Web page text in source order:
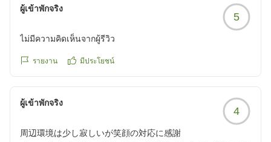
ผู้เข้าพักจริง
5
ไม่มีความคิดเห็นจากผู้รีวิว
รายงาน มีประโยชน์
ผู้เข้าพักจริง
4
周辺環境は少し寂しいが笑顔の対応に感謝